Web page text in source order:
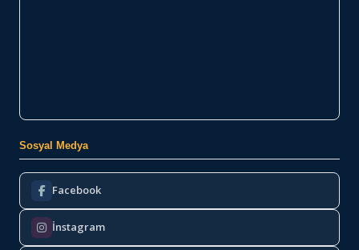
Sosyal Medya
Facebook
İnstagram